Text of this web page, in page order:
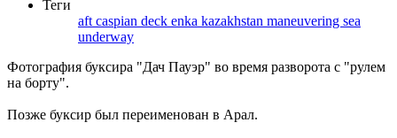
Теги
aft caspian deck enka kazakhstan maneuvering sea
underway
Фотография буксира "Дач Пауэр" во время разворота с "рулем
на борту".
Позже буксир был переименован в Арал.